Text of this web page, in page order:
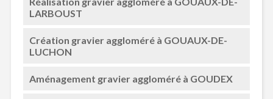
LARBOUST
Création gravier aggloméré à GOUAUX-DE-
LUCHON
Aménagement gravier aggloméré à GOUDEX